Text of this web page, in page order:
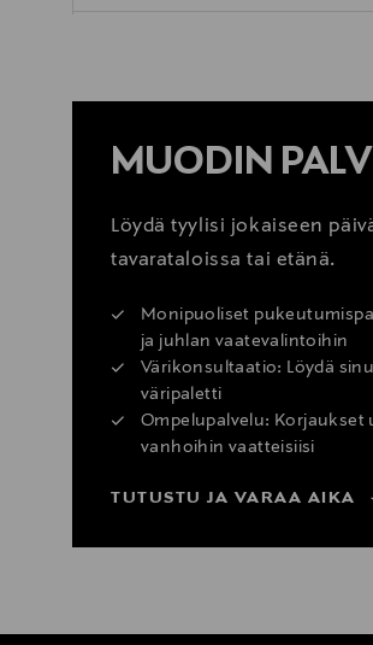
MUODIN
Löydä tyylisi jokaiseen
tavarataloissa tai etänä.
Monipuoliset
ja juhlan vaatevalintoihin
Värikonsultaatio: Löydä
väripaletti
Ompelupalvelu: Korjaukset
vanhoihin vaatteisiisi
TUTUSTU JA VARAA AIKA